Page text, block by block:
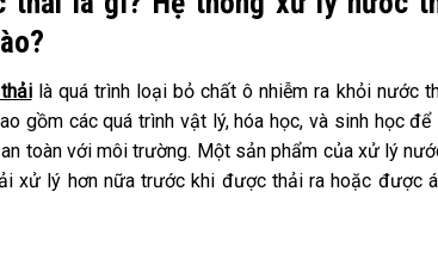
là quá trình loại bỏ chất ô nhiễm ra khỏi nước
gồm các quá trình vật lý, hóa học, và sinh học
toàn với môi trường. Một sản phẩm của xử lý
xử lý hơn nữa trước khi được thải ra hoặc được